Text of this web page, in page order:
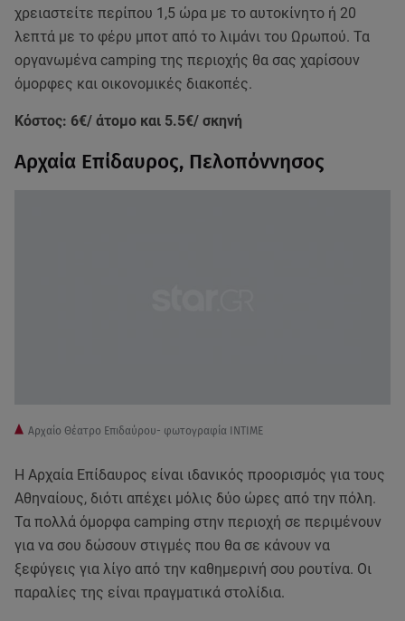
χρειαστείτε περίπου 1,5 ώρα με το αυτοκίνητο ή 20
λεπτά με το φέρυ μποτ από το λιμάνι του Ωρωπού. Τα
οργανωμένα camping της περιοχής θα σας χαρίσουν
όμορφες και οικονομικές διακοπές.
Κόστος: 6€/ άτομο και 5.5€/ σκηνή
Αρχαία Επίδαυρος, Πελοπόννησος
Aρχαίο Θέατρο Επιδαύρου- φωτογραφία ΙΝΤΙΜΕ
Η Αρχαία Επίδαυρος είναι ιδανικός προορισμός για τους
Αθηναίους, διότι απέχει μόλις δύο ώρες από την πόλη.
Τα πολλά όμορφα camping στην περιοχή σε περιμένουν
για να σου δώσουν στιγμές που θα σε κάνουν να
ξεφύγεις για λίγο από την καθημερινή σου ρουτίνα. Οι
παραλίες της είναι πραγματικά στολίδια.